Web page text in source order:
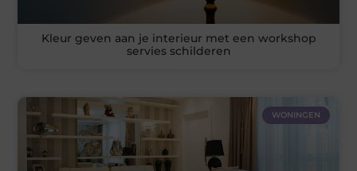
Kleur geven aan je interieur met een workshop
servies schilderen
WONINGEN